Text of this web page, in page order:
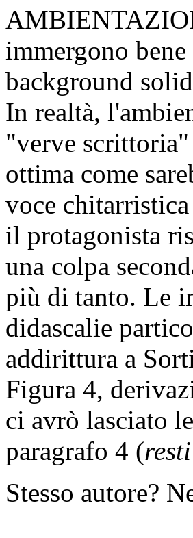
immergono
background
In realtà,
"verve
ottima come
voce
il protagonista
una colpa
più di tanto. Le
didascalie
addirittura a
Figura 4,
ci avrò lasciato
paragrafo 4 (
Stesso autore?